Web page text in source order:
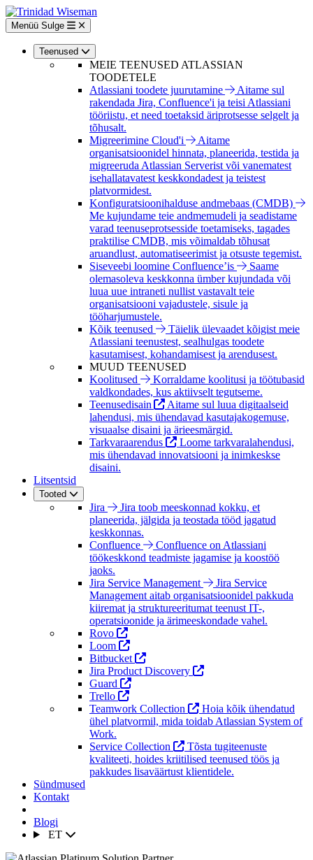
Liigu
edasi
põhisisu
juurde
Menüü Sulge
Teenused
MEIE TEENUSED ATLASSIAN
TOODETELE
Atlassiani toodete juurutamine
Aitame sul
rakendada Jira, Confluence'i ja teisi Atlassiani
tööriistu, et need toetaksid äriprotsesse selgelt ja
tõhusalt.
Migreerimine Cloud'i
Aitame
organisatsioonidel hinnata, planeerida, testida ja
migreeruda Atlassian Serverist või vanematest
isehallatavatest keskkondadest ja teistest
platvormidest.
Konfiguratsioonihalduse andmebaas (CMDB)
Me kujundame teie andmemudeli ja seadistame
varad teenuseprotsesside toetamiseks, tagades
praktilise CMDB, mis võimaldab tõhusat
aruandlust, automatiseerimist ja otsuste tegemist.
Siseveebi loomine Confluence’is
Saame
olemasoleva keskkonna ümber kujundada või
luua uue intraneti nullist vastavalt teie
organisatsiooni vajadustele, sisule ja
tööharjumustele.
Kõik teenused
Täielik ülevaadet kõigist meie
Atlassiani teenustest, sealhulgas toodete
kasutamisest, kohandamisest ja arendusest.
MUUD TEENUSED
Koolitused
Korraldame koolitusi ja töötubasid
valdkondades, kus aktiivselt tegutseme.
Teenusedisain
Aitame sul luua digitaalseid
lahendusi, mis ühendavad kasutajakogemuse,
visuaalse disaini ja ärieesmärgid.
Tarkvaraarendus
Loome tarkvaralahendusi,
mis ühendavad innovatsiooni ja inimkeskse
disaini.
Litsentsid
Tooted
Jira
Jira toob meeskonnad kokku, et
planeerida, jälgida ja teostada tööd jagatud
keskkonnas.
Confluence
Confluence on Atlassiani
töökeskkond teadmiste jagamise ja koostöö
jaoks.
Jira Service Management
Jira Service
Management aitab organisatsioonidel pakkuda
kiiremat ja struktureeritumat teenust IT-,
operatsioonide ja ärimeeskondade vahel.
Rovo
Loom
Bitbucket
Jira Product Discovery
Guard
Trello
Teamwork Collection
Hoia kõik ühendatud
ühel platvormil, mida toidab Atlassian System of
Work.
Service Collection
Tõsta tugiteenuste
kvaliteeti, hoides kriitilised teenused töös ja
pakkudes lisaväärtust klientidele.
Sündmused
Kontakt
Blogi
ET